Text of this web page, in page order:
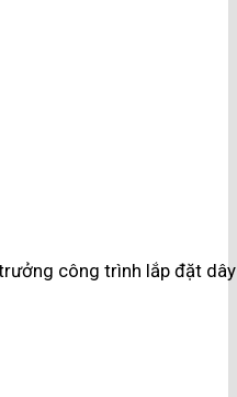
công trình lắp đặt